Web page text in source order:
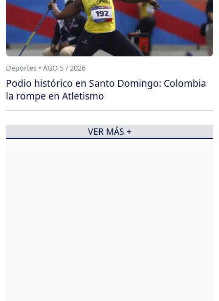
Deportes • AGO 5 / 2026
Podio histórico en Santo Domingo: Colombia
la rompe en Atletismo
VER MÁS +